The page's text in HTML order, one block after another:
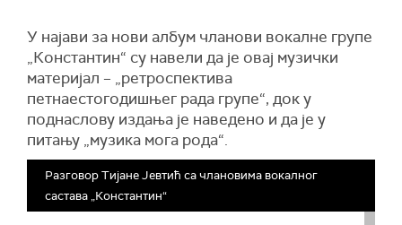
У најави за нови албум чланови вокалне групе
„Константин“ су навели да је овај музички
материјал – „ретроспектива
петнаестогодишњег рада групе“, доку
поднаслову издања је наведено и да је у
питању „музика мога рода“.
Разговор Тијане Јевтић са члановима вокалног
састава „Константин“